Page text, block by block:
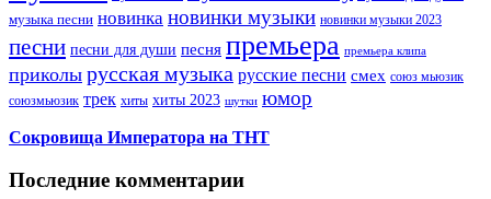
музыка песни новинка новинки музыки новинки музыки 2023
песни песни для души песня премьера премьера клипа
приколы русская музыка русские песни смех союз мьюзик
союзмьюзик трек хиты хиты 2023 шутки юмор
Сокровища Императора на ТНТ
Последние комментарии